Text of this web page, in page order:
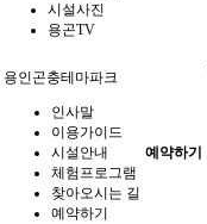
시설사진
용곤TV
용인곤충테마파크
인사말
이용가이드
시설안내
체험프로그램
찾아오시는 길
예약하기
예약하기